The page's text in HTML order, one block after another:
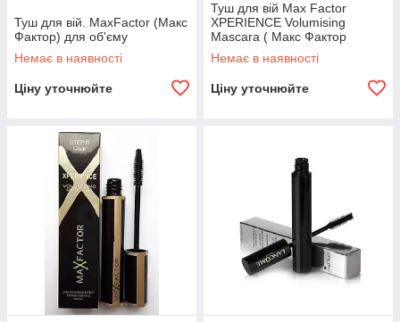
Туш для вій. MaxFactor (Макс
Фактор) для об'єму
Немає в наявності
Ціну уточнюйте
Туш для вій Max Factor
XPERIENCE Volumising
Mascara ( Макс Фактор
Экспириес Волюмайзинг
Маскара) 13 мл
Немає в наявності
Ціну уточнюйте